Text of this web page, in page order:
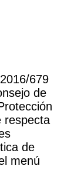
679
de
respecta
de
menú